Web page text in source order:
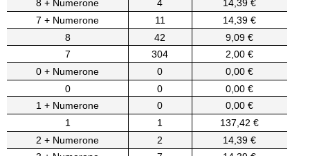
8 + Numerone
4
14,39 €
7 + Numerone
11
14,39 €
8
42
9,09 €
7
304
2,00 €
0 + Numerone
0
0,00 €
0
0
0,00 €
1 + Numerone
0
0,00 €
1
1
137,42 €
2 + Numerone
2
14,39 €